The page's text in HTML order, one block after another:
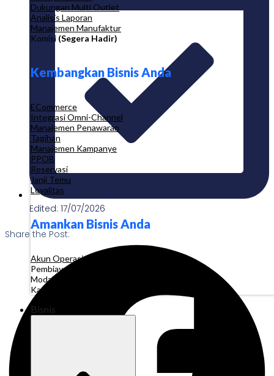
Dukungan Multi Outlet
Analisis Laporan
Manajemen Manufaktur
Komisi (Segera Hadir)
Kembangkan Bisnis Anda
ECommerce
Integrasi Omni-Channel
Manajemen Penawaran
Tagihan
Manajemen Kampanye
PPOB
Reservasi
Janji Temu
Loyalitas
Amankan Bisnis Anda
Akun Operasi
Pembiayaan Penagihan
Modal Kerja
Kartu Perusahaan
Bisnis
Edited: 17/07/2026
Share the Post: